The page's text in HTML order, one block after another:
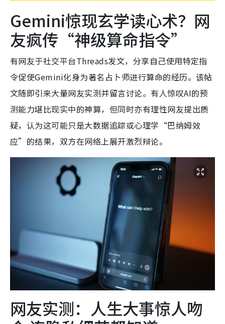
Gemini惊现玄学读心术？网
友疯传“神级算命指令”
有网友于社交平台Threads发文，分享自己使用特定指
令促使Gemini化身为著名占卜师进行算命的经历。该帖
文随即引来大量网友实测并留言讨论。有人惊叹AI的预
测能力堪比现实中的神算，但同时亦有理性网友提出质
疑，认为这可能只是大数据追踪或心理学“巴纳姆效
应”的结果，双方在网络上展开激烈辩论。
网友实测：人生大事惊人吻